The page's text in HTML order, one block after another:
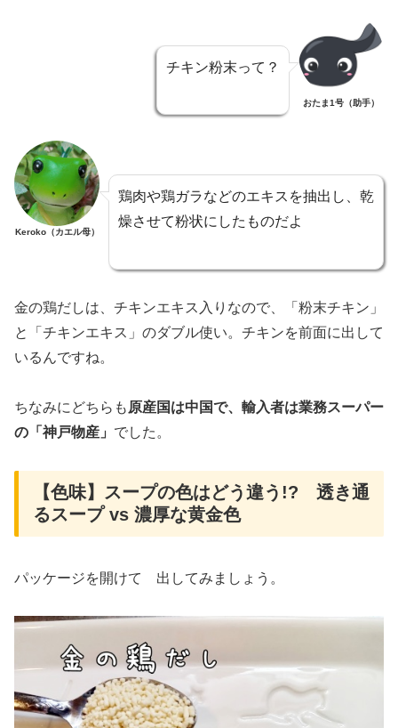
チキン粉末って？
おたま1号（助手）
Keroko（カエル母）
鶏肉や鶏ガラなどのエキスを抽出し、乾
燥させて粉状にしたものだよ
金の鶏だしは、チキンエキス入りなので、「粉末チキン」
と「チキンエキス」のダブル使い。チキンを前面に出して
いるんですね。
ちなみにどちらも原産国は中国で、輸入者は業務スーパー
の「神戸物産」 でした。
【色味】スープの色はどう違う!? 透き通
るスープ vs 濃厚な黄金色
パッケージを開けて 出してみましょう。